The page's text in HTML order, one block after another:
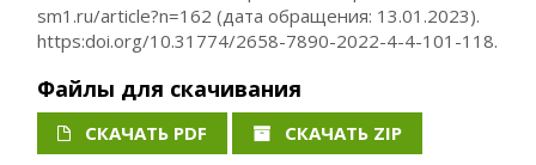
sm1.ru/article?n=162 (дата обращения: 13.01.2023).
https:doi.org/10.31774/2658-7890-2022-4-4-101-118.
Файлы для скачивания
СКАЧАТЬ PDF СКАЧАТЬ ZIP